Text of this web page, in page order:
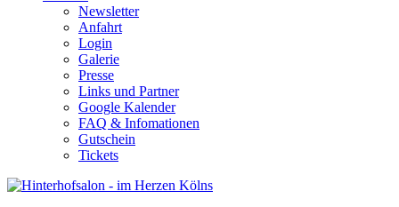
Newsletter
Anfahrt
Login
Galerie
Presse
Links und Partner
Google Kalender
FAQ & Infomationen
Gutschein
Tickets